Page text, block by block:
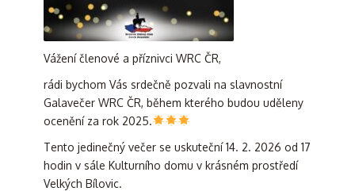
Vážení členové a příznivci WRC ČR,
rádi bychom Vás srdečně pozvali na slavnostní
Galavečer WRC ČR, během kterého budou uděleny
ocenění za rok 2025.
Tento jedinečný večer se uskuteční 14. 2. 2026 od 17
hodin v sále Kulturního domu v krásném prostředí
Velkých Bílovic.